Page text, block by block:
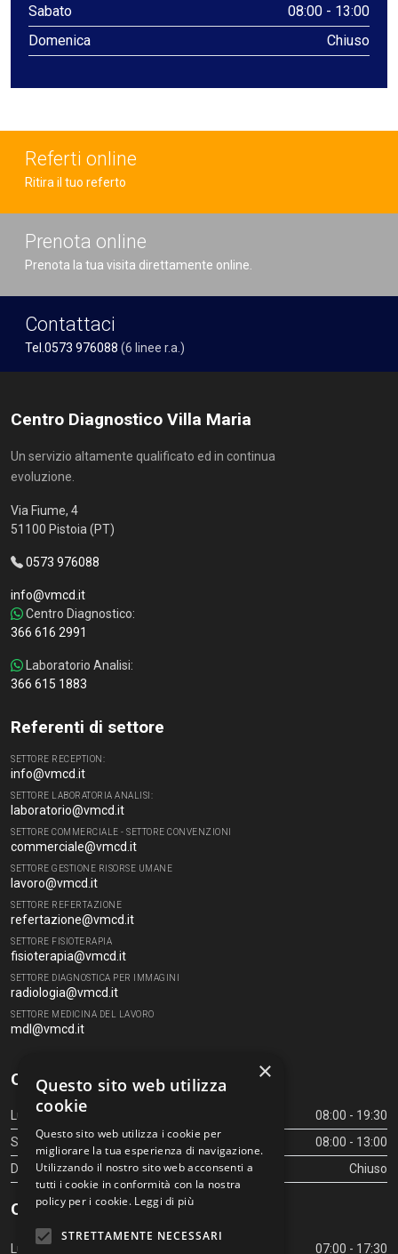
Sabato
08:00 - 13:00
Domenica
Chiuso
Referti online
Ritira il tuo referto
Prenota online
Prenota la tua visita direttamente online.
Contattaci
Tel.0573 976088 (6 linee r.a.)
Centro Diagnostico Villa Maria
Un servizio altamente qualificato ed in continua
evoluzione.
Via Fiume, 4
51100 Pistoia (PT)
0573 976088
info@vmcd.it
Centro Diagnostico:
366 616 2991
Laboratorio Analisi:
366 615 1883
Referenti di settore
SETTORE RECEPTION:
info@vmcd.it
SETTORE LABORATORIA ANALISI:
laboratorio@vmcd.it
SETTORE COMMERCIALE - SETTORE CONVENZIONI
commerciale@vmcd.it
SETTORE GESTIONE RISORSE UMANE
lavoro@vmcd.it
SETTORE REFERTAZIONE
refertazione@vmcd.it
SETTORE FISIOTERAPIA
fisioterapia@vmcd.it
SETTORE DIAGNOSTICA PER IMMAGINI
radiologia@vmcd.it
SETTORE MEDICINA DEL LAVORO
mdl@vmcd.it
Orari Centro Diagnostico
Lunedì - Venerdì
08:00 - 19:30
Sabato
08:00 - 13:00
Domenica
Chiuso
Orari Centro Diagnostico
Lunedì - Venerdì 07:00 - 17:30
×
Questo sito web utilizza
cookie
Questo sito web utilizza i cookie per
migliorare la tua esperienza di navigazione.
Utilizzando il nostro sito web acconsenti a
tutti i cookie in conformità con la nostra
policy per i cookie. Leggi di più
STRETTAMENTE NECESSARI